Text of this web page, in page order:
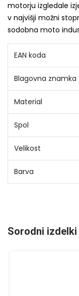
motorju izgledale
v najvišji možni
sodobna moto
EAN koda
Blagovna znamka
Material
Spol
Velikost
Barva
Sorodni izdelki